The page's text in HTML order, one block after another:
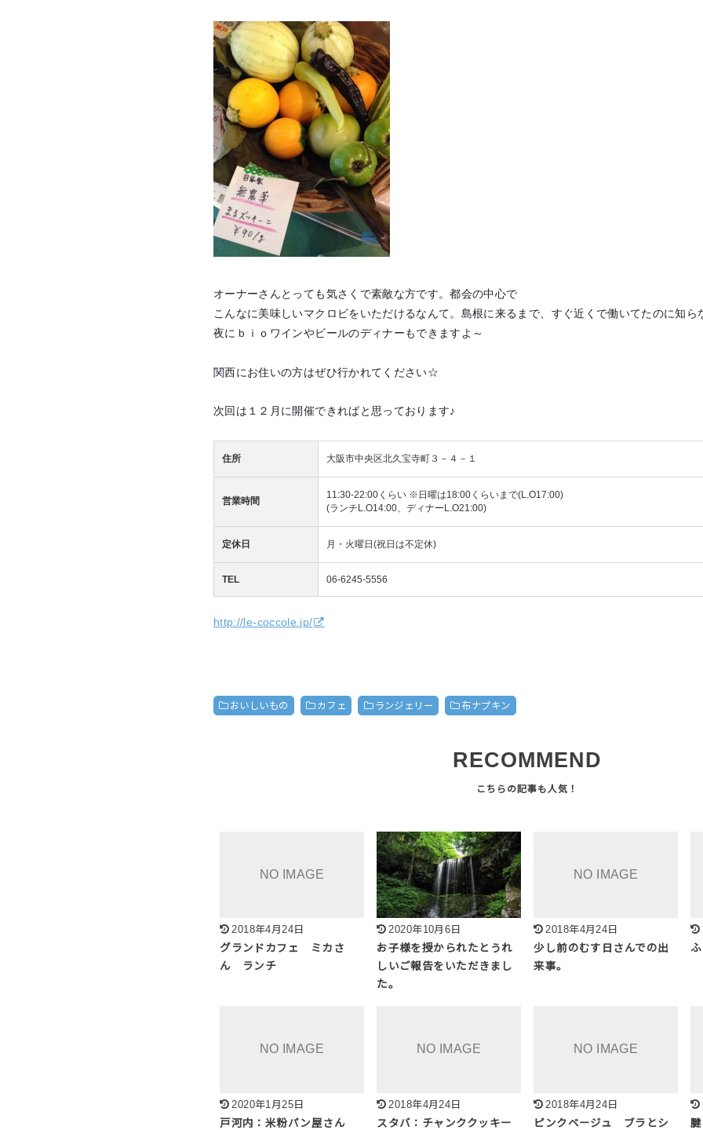
オーナーさんとっても気さくで素敵な方です。都会の中心で
こんなに美味しいマクロビをいただけるなんて。島根に来るまで、すぐ近くで働いてたのに知ら
夜にｂｉｏワインやビールのディナーもできますよ～
関西にお住いの方はぜひ行かれてください☆
次回は１２月に開催できればと思っております♪
住所 大阪市中央区北久宝寺町３－４－１
営業時間
11:30-22:00くらい ※日曜は18:00くらいまで(L.O17:00)
(ランチL.O14:00、ディナーL.O21:00)
定休日 月・火曜日(祝日は不定休)
TEL 06-6245-5556
http://le-coccole.jp/
おいしいもの カフェ ランジェリー 布ナプキン
RECOMMEND
2018年4月24日
グランドカフェ ミカさ
ん ランチ
2020年10月6日
お子様を授かられたとうれ
しいご報告をいただきまし
た。
2018年4月24日
少し前のむす日さんでの出
来事。
2020年1月25日
戸河内：米粉パン屋さん
2018年4月24日
スタバ：チャンククッキー
2018年4月24日
ピンクベージュ ブラとシ